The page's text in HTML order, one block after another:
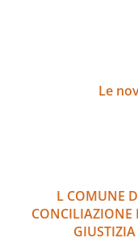
Le
L COMUNE
CONCILIAZIONE